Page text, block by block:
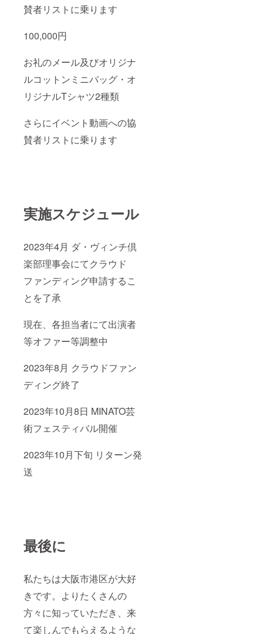
賛者リストに乗ります
100,000円
お礼のメール及びオリジナ
ルコットンミニバッグ・オ
リジナルTシャツ2種類
さらにイベント動画への協
賛者リストに乗ります
実施スケジュール
2023年4月 ダ・ヴィンチ倶
楽部理事会にてクラウド
ファンディング申請するこ
とを了承
現在、各担当者にて出演者
等オファー等調整中
2023年8月 クラウドファン
ディング終了
2023年10月8日 MINATO芸
術フェスティバル開催
2023年10月下旬 リターン発
送
最後に
私たちは大阪市港区が大好
きです。よりたくさんの
方々に知っていただき、来
て楽しんでもらえるような